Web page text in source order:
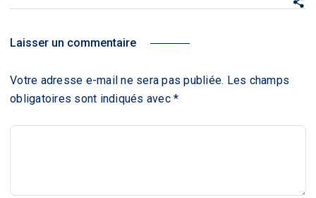
Laisser un commentaire
Votre adresse e-mail ne sera pas publiée. Les champs
obligatoires sont indiqués avec *